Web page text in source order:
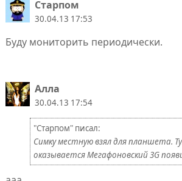
Старпом
30.04.13 17:53
Буду мониторить периодически.
Алла
30.04.13 17:54
"Старпом" писал:
Симку местную взял для планшета.
оказывается Мегафоновский 3G